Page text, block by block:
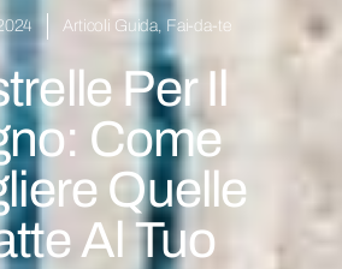
Articoli Guida Fai-da-te
Per Il
Come
Quelle
Al Tuo